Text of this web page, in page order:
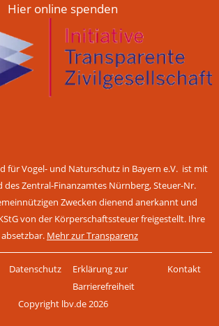
Hier online spenden
für Vogel- und Naturschutz in Bayern e.V. ist mit
des Zentral-Finanzamtes Nürnberg, Steuer-Nr.
Zwecken dienend anerkannt und
von der Körperschaftssteuer freigestellt. Ihre
Mehr zur Transparenz
Datenschutz
Erklärung zur
Barrierefreiheit
Kontakt
Copyright lbv.de 2026